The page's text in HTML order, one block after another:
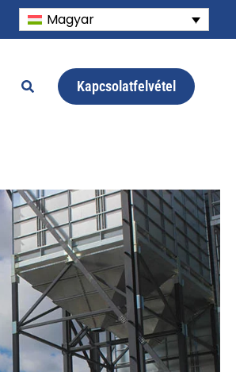
Magyar
Kapcsolatfelvétel